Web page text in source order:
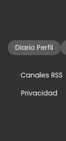
Diario Perfil
Canales RSS
Privacidad